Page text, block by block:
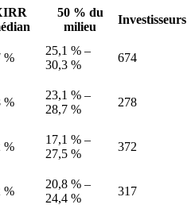
50 % du
milieu
Investisseurs
%
25,1 % –
30,3 %
674
%
23,1 % –
28,7 %
278
%
17,1 % –
27,5 %
372
%
20,8 % –
24,4 %
317